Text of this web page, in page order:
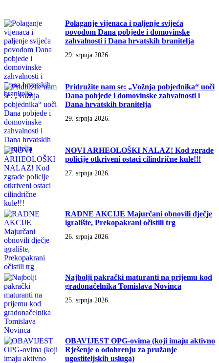
Polaganje vijenaca i paljenje svijeća
povodom Dana pobjede i domovinske
zahvalnosti i Dana hrvatskih branitelja
29. srpnja 2026.
Pridružite nam se: „Vožnja pobjednika“ uoči
Dana pobjede i domovinske zahvalnosti i
Dana hrvatskih branitelja
29. srpnja 2026.
NOVI ARHEOLOŠKI NALAZ! Kod zgrade
policije otkriveni ostaci cilindrične kule!!!
27. srpnja 2026.
RADNE AKCIJE Majurčani obnovili dječje
igralište, Prekopakrani očistili trg
26. srpnja 2026.
Najbolji pakrački maturanti na prijemu kod
gradonačelnika Tomislava Novinca
25. srpnja 2026.
OBAVIJEST OPG-ovima (koji imaju aktivno
Rješenje o odobrenju za pružanje
ugostiteljskih usluga)